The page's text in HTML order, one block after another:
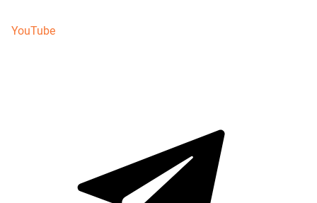
YouTube